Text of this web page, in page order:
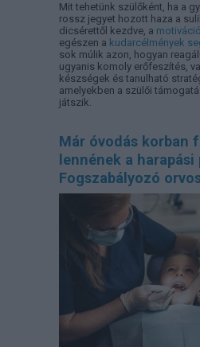
Mit tehetünk szülőként, ha a
rossz jegyet hozott haza a
dicsérettől kezdve, a
egészen a kudarcélmények
sok múlik azon, hogyan
ugyanis komoly erőfeszítés,
készségek és tanulható
amelyekben a szülői
játszik.
Már óvodás korban
lennének a
Fogszabályozó